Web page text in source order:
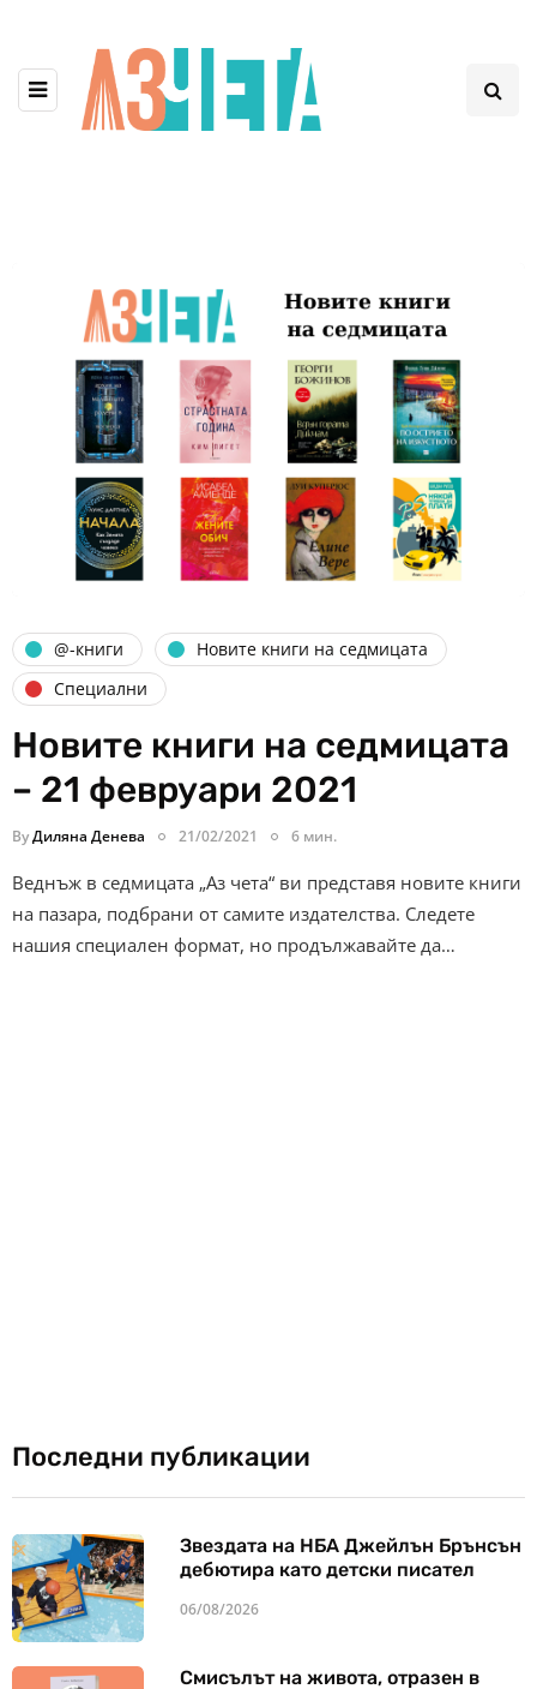
@-книги
Новите книги на седмицата
Специални
Новите книги на седмицата
– 21 февруари 2021
ByДиляна Денева 21/02/2021 6 мин.
Веднъж в седмицата „Аз чета“ ви представя новите книги
на пазара, подбрани от самите издателства. Следете
нашия специален формат, но продължавайте да…
Последни публикации
Звездата на НБА Джейлън Брънсън
дебютира като детски писател
06/08/2026
Смисълът на живота, отразен в